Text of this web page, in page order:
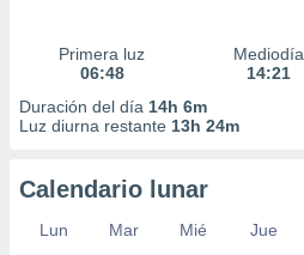
Primera luz
06:48
Mediodía
14:21
Duración del día 14h 6m
Luz diurna restante 13h 24m
Calendario lunar
Lun Mar Mié Jue